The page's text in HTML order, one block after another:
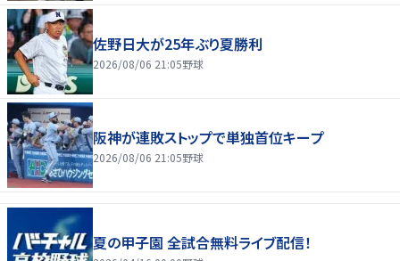
佐野日大が25年ぶり夏勝利
2026/08/06 21:05野球
阪神が連敗ストップで単独首位キープ
2026/08/06 21:05野球
夏の甲子園 全試合無料ライブ配信！